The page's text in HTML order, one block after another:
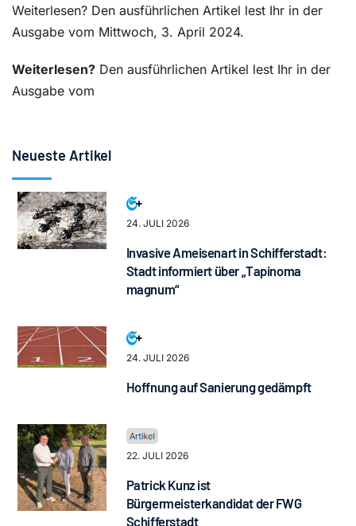
Weiterlesen? Den ausführlichen Artikel lest Ihr in der
Ausgabe vom Mittwoch, 3. April 2024.
Weiterlesen? Den ausführlichen Artikel lest Ihr in der
Ausgabe vom
Neueste Artikel
24. JULI 2026
Invasive Ameisenart in Schifferstadt:
Stadt informiert über „Tapinoma
magnum“
24. JULI 2026
Hoffnung auf Sanierung gedämpft
22. JULI 2026
Patrick Kunz ist
Bürgermeisterkandidat der FWG
Schifferstadt